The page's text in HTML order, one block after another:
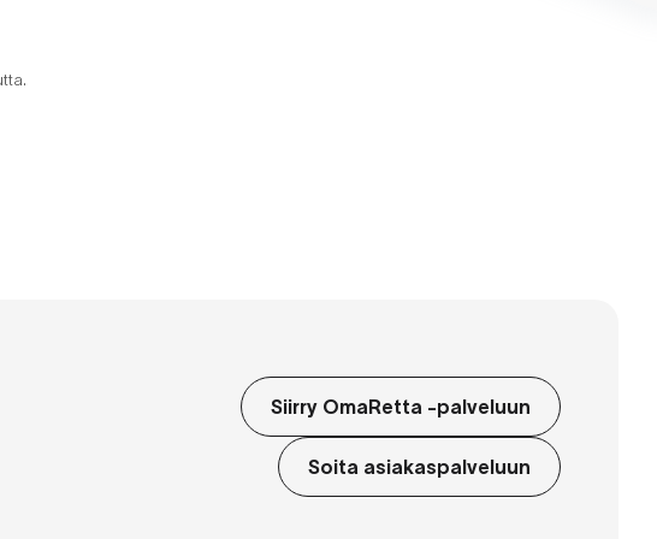
Siirry OmaRetta -palveluun
Soita asiakaspalveluun